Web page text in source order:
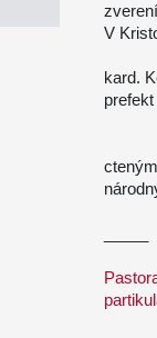
V
kard.
prefekt